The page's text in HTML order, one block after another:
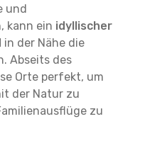
und
kann ein idyllischer
in der Nähe die
Abseits des
Orte perfekt, um
der Natur zu
zu